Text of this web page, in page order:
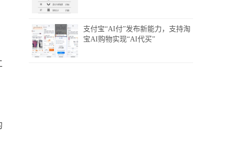
支付宝“AI付”发布新能力，支持淘
宝AI购物实现“AI代买”